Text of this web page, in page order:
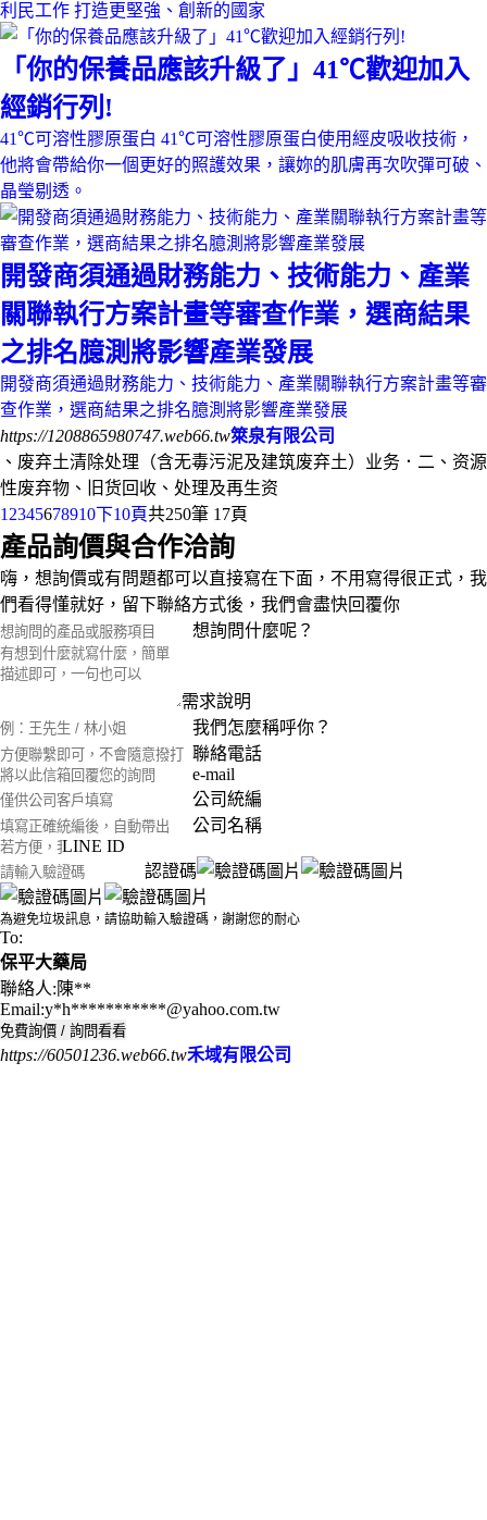
利民工作 打造更堅強、創新的國家
「你的保養品應該升級了」41℃歡迎加入
經銷行列!
41℃可溶性膠原蛋白 41℃可溶性膠原蛋白使用經皮吸收技術，
他將會帶給你一個更好的照護效果，讓妳的肌膚再次吹彈可破、
晶瑩剔透。
開發商須通過財務能力、技術能力、產業
關聯執行方案計畫等審查作業，選商結果
之排名臆測將影響產業發展
開發商須通過財務能力、技術能力、產業關聯執行方案計畫等審
查作業，選商結果之排名臆測將影響產業發展
https://1208865980747.web66.tw箂泉有限公司
、废弃土清除处理（含无毒污泥及建筑废弃土）业务．二、资源
性废弃物、旧货回收、处理及再生资
1 2345678910下10頁共250筆 17頁
產品詢價與合作洽詢
嗨，想詢價或有問題都可以直接寫在下面，不用寫得很正式，我
們看得懂就好，留下聯絡方式後，我們會盡快回覆你
想詢問什麼呢？
需求說明
我們怎麼稱呼你？
聯絡電話
e-mail
公司統編
公司名稱
LINE ID
認證碼
為避免垃圾訊息，請協助輸入驗證碼，謝謝您的耐心
To:
保平大藥局
聯絡人:陳**
Email:y*h***********@yahoo.com.tw
免費詢價 / 詢問看看
https://60501236.web66.tw禾域有限公司